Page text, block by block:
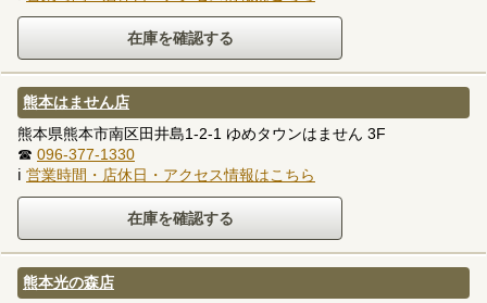
熊本はません店
熊本県熊本市南区田井島1-2-1 ゆめタウンはません 3F
☎ 096-377-1330
ℹ 営業時間・店休日・アクセス情報はこちら
熊本光の森店